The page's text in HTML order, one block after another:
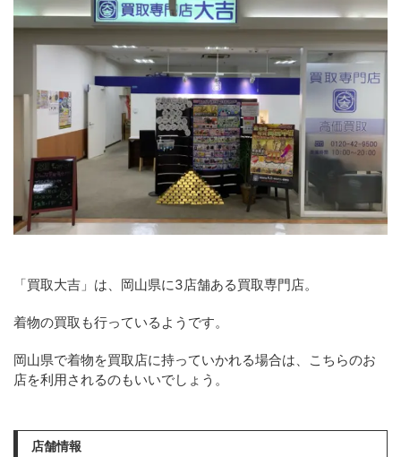
「買取大吉」は、岡山県に3店舗ある買取専門店。
着物の買取も行っているようです。
岡山県で着物を買取店に持っていかれる場合は、こちらのお
店を利用されるのもいいでしょう。
店舗情報